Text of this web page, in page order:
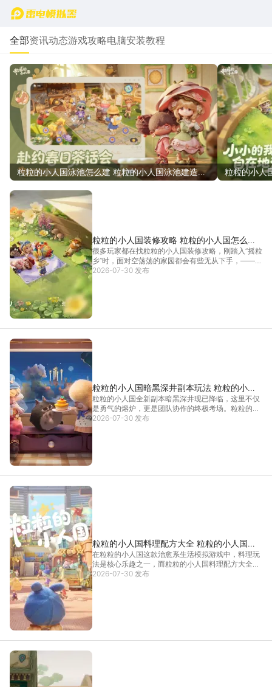
首页
全部资讯动态游戏攻略电脑安装教程
粒粒的小人国泳池怎么建 粒粒的小人国泳池建造攻
略
粒粒的小人
开启攻略
粒粒的小人国装修攻略 粒粒的小人国怎么装
修
很多玩家都在找粒粒的小人国装修攻略，刚踏入“摇粒
乡”时，面对空荡荡的家园都会有些无从下手，——装
修到底怎么开始、家具从哪来、怎么布局才好看？本
2026-07-30 发布
粒粒的小人国暗黑深井副本玩法 粒粒的小人
国暗黑深井副本教程
粒粒的小人国全新副本暗黑深井现已降临，这里不仅
是勇气的熔炉，更是团队协作的终极考场。粒粒的小
人国暗黑深井副本玩法为玩家呈现了一个紧张刺激的
2026-07-30 发布
粒粒的小人国料理配方大全 粒粒的小人国烹
饪技巧
在粒粒的小人国这款治愈系生活模拟游戏中，料理玩
法是核心乐趣之一，而粒粒的小人国料理配方大全则
是玩家解锁美食、提升好感的关键。掌握粒粒的小人
2026-07-30 发布